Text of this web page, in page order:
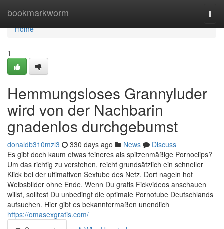
bookmarkworm
Home
Home
1
Hemmungsloses Grannyluder
wird von der Nachbarin
gnadenlos durchgebumst
donaldb310mzl3 330 days ago News
Discuss
Es gibt doch kaum etwas feineres als spitzenmäßige Pornoclips?
Um das richtig zu verstehen, reicht grundsätzlich ein schneller
Klick bei der ultimativen Sextube des Netz. Dort nageln hot
Weibsbilder ohne Ende. Wenn Du gratis Fickvideos anschauen
willst, solltest Du unbedingt die optimale Pornotube Deutschlands
aufsuchen. Hier gibt es bekanntermaßen unendlich
https://omasexgratis.com/